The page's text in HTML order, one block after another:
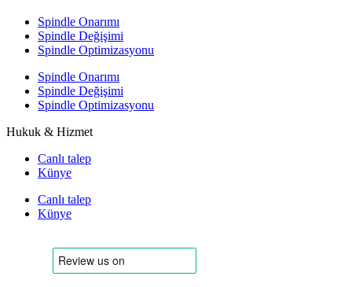
Spindle Onarımı
Spindle Değişimi
Spindle Optimizasyonu
Spindle Onarımı
Spindle Değişimi
Spindle Optimizasyonu
Hukuk & Hizmet
Canlı talep
Künye
Canlı talep
Künye